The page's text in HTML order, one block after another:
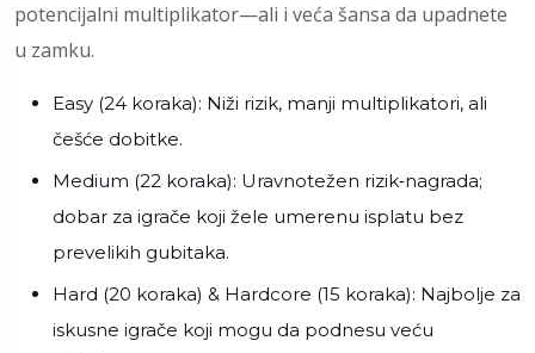
potencijalni multiplikator—ali i veća šansa da upadnete
u zamku.
Easy (24 koraka): Niži rizik, manji multiplikatori, ali
češće dobitke.
Medium (22 koraka): Uravnotežen rizik‑nagrada;
dobar za igrače koji žele umerenu isplatu bez
prevelikih gubitaka.
Hard (20 koraka) & Hardcore (15 koraka): Najbolje za
iskusne igrače koji mogu da podnesu veću